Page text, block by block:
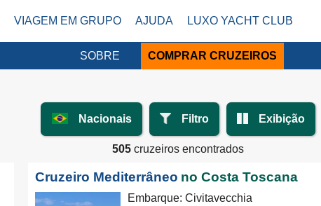
VIAGEM EM GRUPO AJUDA LUXO YACHT CLUB
SOBRE COMPRAR CRUZEIROS
Nacionais Filtro Exibição
505 cruzeiros encontrados
Cruzeiro Mediterrâneo no Costa Toscana
Embarque: Civitavecchia